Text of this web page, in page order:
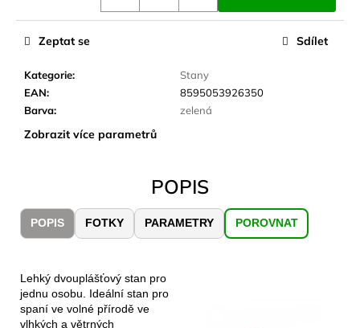
Kategorie:
Stany
EAN:
8595053926350
Barva: zelená
Zobrazit více parametrů
Zeptat se Sdílet
POPIS
POPIS FOTKY PARAMETRY POROVNAT
Lehký dvouplášťový stan pro
jednu osobu. Ideální stan pro
spaní ve volné přírodě ve
vlhkých a větrných
r
u
u
e
HLINÍK
FUTURA
1500
MODRÁ
379
Kč